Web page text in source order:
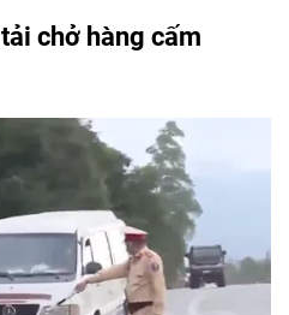
chở hàng cấm